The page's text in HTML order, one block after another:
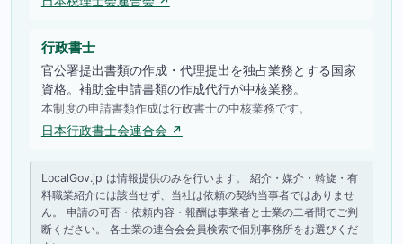
行政書士
官公署提出書類の作成・代理提出を独占業務とする国家
資格。補助金申請書類の作成代行が中核業務。
本制度の申請書類作成は行政書士の中核業務です。
日本行政書士会連合会 ↗
LocalGov.jp は情報提供のみを行います。 紹介・媒介・斡旋・有
料職業紹介には該当せず、当社は依頼の契約当事者ではありませ
ん。 申請の可否・依頼内容・報酬は事業者と士業の二者間でご判
断ください。 各士業の連合会会員検索で個別事務所をお選びくだ